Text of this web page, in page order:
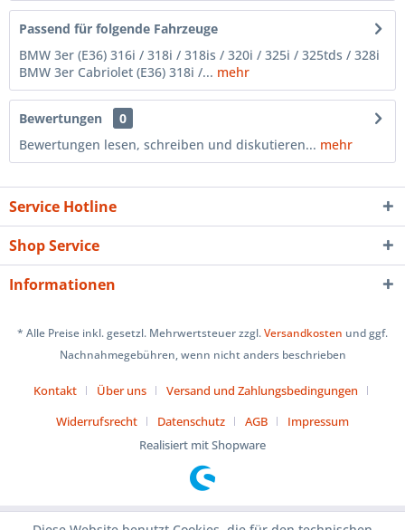
Passend für folgende Fahrzeuge
BMW 3er (E36) 316i / 318i / 318is / 320i / 325i / 325tds / 328i
BMW 3er Cabriolet (E36) 318i /... mehr
Bewertungen
0
Bewertungen lesen, schreiben und diskutieren... mehr
Service Hotline
Shop Service
Informationen
* Alle Preise inkl. gesetzl. Mehrwertsteuer zzgl.Versandkosten und ggf.
Nachnahmegebühren, wenn nicht anders beschrieben
Kontakt Über uns
Versand und Zahlungsbedingungen
Widerrufsrecht
Datenschutz AGB
Impressum
Realisiert mit Shopware